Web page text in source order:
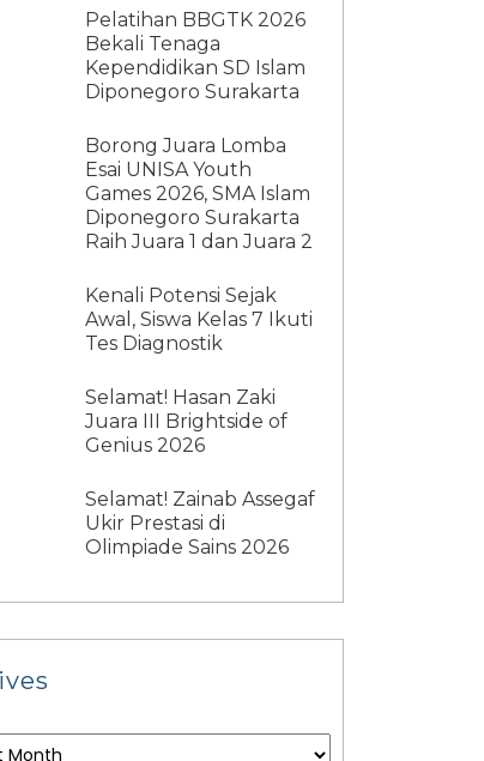
Pelatihan BBGTK 2026
Bekali Tenaga
Kependidikan SD Islam
Diponegoro Surakarta
Borong Juara Lomba
Esai UNISA Youth
Games 2026, SMA Islam
Diponegoro Surakarta
Raih Juara 1 dan Juara 2
Kenali Potensi Sejak
Awal, Siswa Kelas 7 Ikuti
Tes Diagnostik
Selamat! Hasan Zaki
Juara III Brightside of
Genius 2026
Selamat! Zainab Assegaf
Ukir Prestasi di
Olimpiade Sains 2026